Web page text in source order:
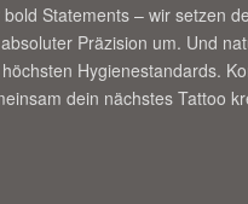
Statements – wir setzen
Präzision um. Und
Hygienestandards.
dein nächstes Tattoo